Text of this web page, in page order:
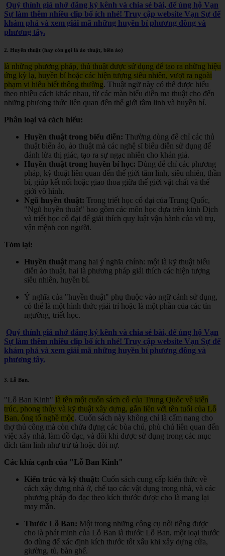
Quý thính giả nhớ đăng ký kênh và chia sẻ bài, để ủng hộ Vạn
Sự làm thêm nhiều clip bổ ích nhé! Truy cập website Vạn Sự để
khám phá và xem giải mã những huyền bí phương đông và
phương tây.
2. Huyền thuật (hay còn gọi là ảo thuật, biến ảo)
là những phương pháp, thủ thuật được sử dụng để tạo ra những hiệu
ứng kỳ lạ, huyền bí hoặc các hiện tượng siêu nhiên, vượt ra ngoài
phạm vi hiểu biết thông thường. Thuật ngữ này có thể được hiểu
theo nhiều cách khác nhau, từ các màn biểu diễn ma thuật cho đến
những phương thức liên quan đến thế giới tâm linh và huyền bí.
Phân loại và cách hiểu:
Huyền thuật trong biểu diễn: Thường dùng để chỉ các thủ
thuật biến ảo, ảo thuật mà các nghệ sĩ biểu diễn sử dụng để
đánh lừa thị giác, tạo ra sự ngạc nhiên cho khán giả.
Huyền thuật trong huyền bí học: Dùng để chỉ các phương
pháp, kỹ thuật liên quan đến thế giới tâm linh, siêu nhiên, thần
bí, giúp kết nối hoặc giao thoa giữa thế giới vật chất và thế
giới vô hình.
Ngũ huyền thuật: Trong triết học cổ đại của Trung Quốc,
"Ngũ huyền thuật" bao gồm các môn học dựa trên kinh Dịch
và triết học cổ đại để giải thích quy luật vận hành của vũ trụ,
vận mệnh con người.
Tóm lại:
Huyền thuật mang hai ý nghĩa chính: một là kỹ thuật biểu
diễn ảo thuật, hai là phương pháp giải thích các hiện tượng
siêu nhiên, huyền bí.
Ý nghĩa của "huyền thuật" phụ thuộc vào ngữ cảnh sử dụng,
có thể là một hình thức giải trí hoặc là một phần của các tín
ngưỡng, triết học.
Quý thính giả nhớ đăng ký kênh và chia sẻ bài, để ủng hộ Vạn
Sự làm thêm nhiều clip bổ ích nhé! Truy cập website Vạn Sự để
khám phá và xem giải mã những huyền bí phương đông và
phương tây.
3. Lỗ Ban.
"Lỗ Ban Kinh" là tên một cuốn sách cổ của Trung Quốc về kiến
trúc, phong thủy và kỹ thuật xây dựng, gắn liền với tên tuổi của Lỗ
Ban, ông tổ nghề mộc. Cuốn sách này không chỉ là cẩm nang cho
thợ thủ công mà còn chứa đựng các bùa chú, phù chú liên quan đến
việc xây nhà, làm đồ đạc, và đôi khi được sử dụng trong các mục
đích tâm linh như trừ tà hoặc đòi nợ.
Các khía cạnh của "Lỗ Ban Kinh"
Kiến trúc và kỹ thuật: Cuốn sách cung cấp kiến thức về
cách xây dựng nhà ở, chế tạo các vật dụng trong nhà, và các
phương pháp đo đạc theo kích thước được cho là mang lại
may mắn.
Thước Lỗ Ban: Một trong những công cụ nổi tiếng được
cho là phát minh của Lỗ Ban là thước Lỗ Ban, một loại thước
đo dùng để xác định kích thước tốt xấu khi xây dựng cửa,
giường, tủ, bàn ghế.